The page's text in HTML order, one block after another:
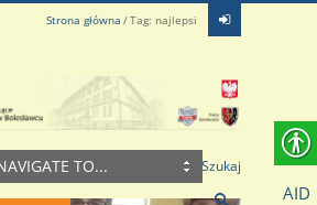
Strona główna Tag: najlepsi
TO... Szukaj
AID